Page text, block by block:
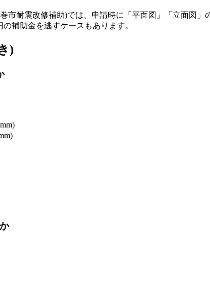
市耐震改修補助)では、申請時に「平面図」「立面図
補助金を逃すケースもあります。
)